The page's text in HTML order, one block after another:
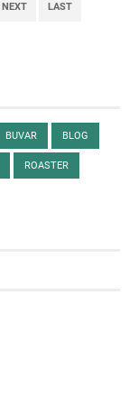
NEXT LAST
BUVAR BLOG
ROASTER